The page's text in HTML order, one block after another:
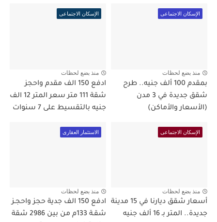
الإسكان الاجتماعى
منذ بضع لحظات
بمقدم 100 ألف جنيه.. طرح
شقق جديدة في 3 مدن
(الأسعار والأماكن)
الإسكان الاجتماعى
منذ بضع لحظات
ادفع 150 الف مقدم واحجز
شقة 111 متر سعر المتر 12 الف
جنيه بالتقسيط على 7 سنوات
الإسكان الاجتماعى
منذ بضع لحظات
أسعار شقق ديارنا في 15 مدينة
جديدة.. المتر بـ 16 ألف جنيه
الاستثمار العقارى
منذ بضع لحظات
ادفع 150 الف جدية حجز واحجـز
شقـة 133م من بين 2986 شقة